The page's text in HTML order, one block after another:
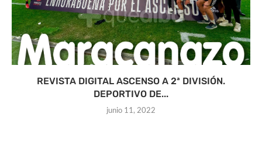
REVISTA DIGITAL ASCENSO A 2ª DIVISIÓN.
DEPORTIVO DE...
junio 11, 2022